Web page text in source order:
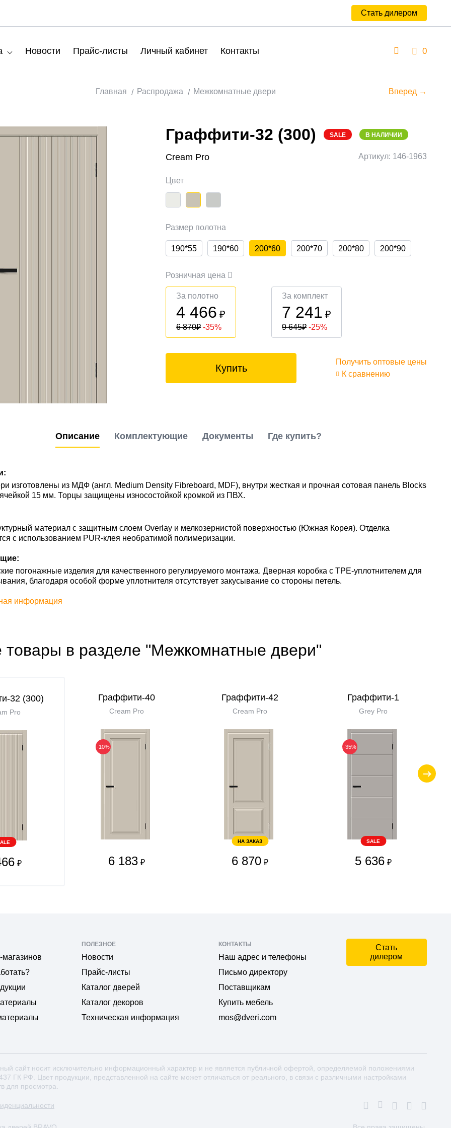
Стать дилером
Новости Прайс-листы Личный кабинет Контакты 0
Главная Распродажа Межкомнатные двери Вперед →
Граффити-32 (300) SALE В НАЛИЧИИ
Cream Pro Артикул: 146-1963
Цвет
Размер полотна
190*55 190*60 200*60 200*70 200*80 200*90
Розничная цена
За полотно
4 466 ₽
6 870₽ -35%
За комплект
7 241 ₽
9 645₽ -25%
Купить
Получить оптовые цены
К сравнению
Описание Комплектующие Документы Где купить?
изготовлены из МДФ (англ. Medium Density Fibreboard, MDF), внутри жесткая и прочная сотовая панель Blocks
15 мм. Торцы защищены износостойкой кромкой из ПВХ.
материал с защитным слоем Overlay и мелкозернистой поверхностью (Южная Корея). Отделка
с использованием PUR-клея необратимой полимеризации.
погонажные изделия для качественного регулируемого монтажа. Дверная коробка с TPE-уплотнителем для
благодаря особой форме уплотнителя отсутствует закусывание со стороны петель.
информация
товары в разделе "Межкомнатные двери"
32 (300)
Pro
₽
Граффити-40
Cream Pro
-10%
6 183 ₽
Граффити-42
Cream Pro
НА ЗАКАЗ
6 870 ₽
Граффити-1
Grey Pro
-35%
SALE
5 636 ₽
магазинов
ПОЛЕЗНОЕ
Новости
Прайс-листы
Каталог дверей
Каталог декоров
Техническая информация
КОНТАКТЫ
Наш адрес и телефоны
Письмо директору
Поставщикам
Купить мебель
mos@dveri.com
Стать
дилером
сайт носит исключительно информационный характер и не является публичной офертой, определяемой положениями
ГК РФ. Цвет продукции, представленной на сайте может отличаться от реального, в связи с различными настройками
для просмотра.